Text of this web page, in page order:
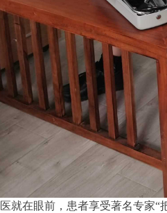
就在眼前， 患者享受著名专家“